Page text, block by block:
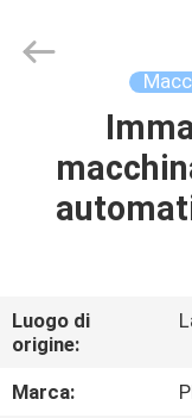
PRODOTTI
CIRCA
NOI
Printyoung
International
Luogo di
origine:
Marca: